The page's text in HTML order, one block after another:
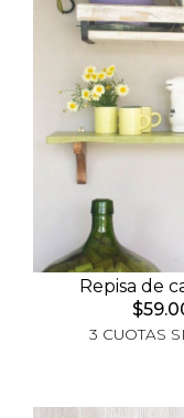
Repisa de
3 CUOTAS